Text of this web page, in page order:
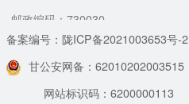
邮政编码：730030
备案编号：陇ICP备2021003653号-2
甘公安网备：62010202003515
网站标识码：6200000113